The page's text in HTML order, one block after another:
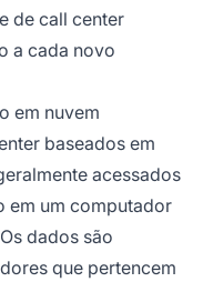
de call center
a cada novo
em nuvem
baseados em
acessados
em um computador
dados são
que pertencem